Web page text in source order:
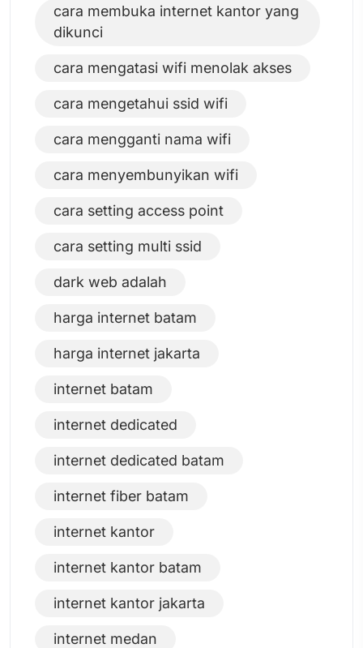
cara membuka internet kantor yang
dikunci
cara mengatasi wifi menolak akses
cara mengetahui ssid wifi
cara mengganti nama wifi
cara menyembunyikan wifi
cara setting access point
cara setting multi ssid
dark web adalah
harga internet batam
harga internet jakarta
internet batam
internet dedicated
internet dedicated batam
internet fiber batam
internet kantor
internet kantor batam
internet kantor jakarta
internet medan